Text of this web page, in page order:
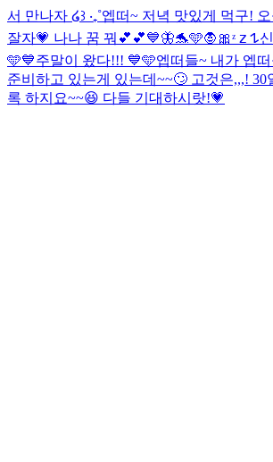
서 만나자 ໒꒱ ‧₊˚엡떠~ 저녁 맛있게 먹구!
잘자💗 나나 꿈 꿔💕💕💙🦋🐬🩵🧛🎀 ᶻ 𝗓 𐰁
🩵💙주말이 왔다!!! 💙🩵엡떠들~ 내가 엡
준비하고 있는게 있는데~~🙄 고것은,,,! 30
록 하지요~~😆 다들 기대하시랏!💗